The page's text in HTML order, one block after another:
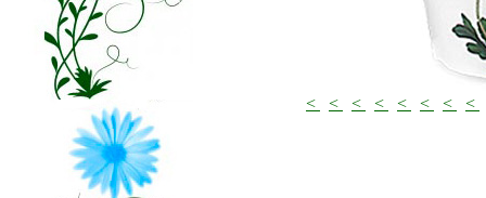
< < < < < < < <